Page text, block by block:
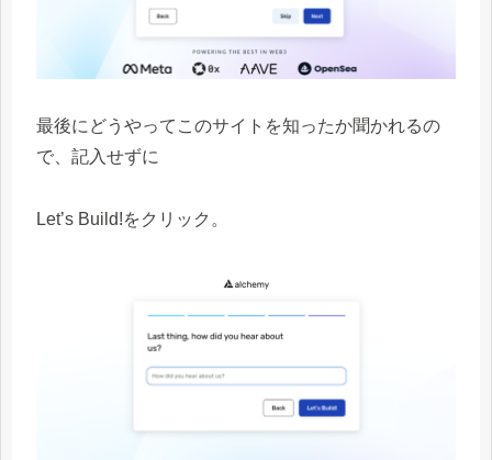
最後にどうやってこのサイトを知ったか聞かれるの
で、記入せずに
Let’s Build!をクリック。